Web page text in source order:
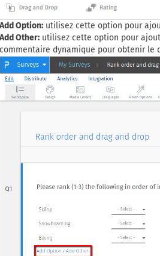
Add Option: utilisez cette option pour
Add Other: utilisez cette option pour
commentaire dynamique pour obtenir le